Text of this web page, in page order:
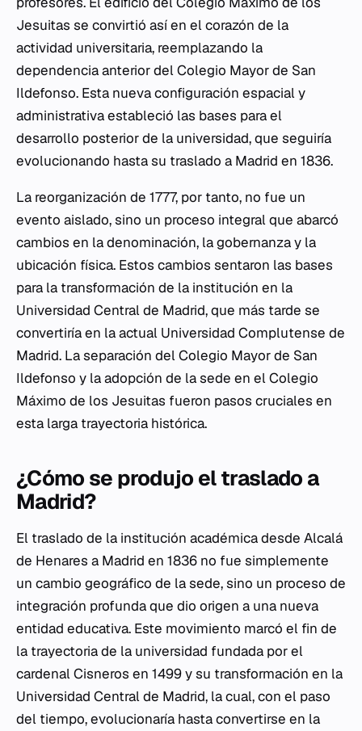
Jesuitas se convirtió así en el corazón de la
actividad universitaria, reemplazando la
dependencia anterior del Colegio Mayor de San
Ildefonso. Esta nueva configuración espacial y
administrativa estableció las bases para el
desarrollo posterior de la universidad, que seguiría
evolucionando hasta su traslado a Madrid en 1836.
La reorganización de 1777, por tanto, no fue un
evento aislado, sino un proceso integral que abarcó
cambios en la denominación, la gobernanza y la
ubicación física. Estos cambios sentaron las bases
para la transformación de la institución en la
Universidad Central de Madrid, que más tarde se
convertiría en la actual Universidad Complutense de
Madrid. La separación del Colegio Mayor de San
Ildefonso y la adopción de la sede en el Colegio
Máximo de los Jesuitas fueron pasos cruciales en
esta larga trayectoria histórica.
¿Cómo se produjo el traslado a
Madrid?
El traslado de la institución académica desde Alcalá
de Henares a Madrid en 1836 no fue simplemente
un cambio geográfico de la sede, sino un proceso de
integración profunda que dio origen a una nueva
entidad educativa. Este movimiento marcó el fin de
la trayectoria de la universidad fundada por el
cardenal Cisneros en 1499 y su transformación en la
Universidad Central de Madrid, la cual, con el paso
del tiempo, evolucionaría hasta convertirse en la